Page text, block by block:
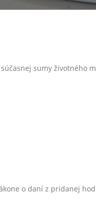
sumy životného
o daní z pridanej